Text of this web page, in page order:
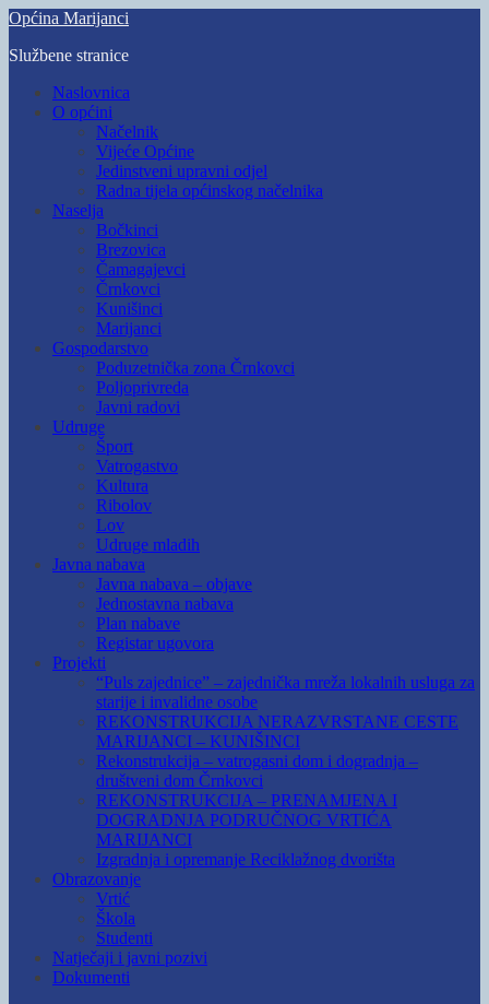
Skip
main
Općina Marijanci
Službene stranice
Toggle
mobile
Naslovnica
O općini
Načelnik
Vijeće Općine
Jedinstveni upravni odjel
Radna tijela općinskog načelnika
Naselja
Bočkinci
Brezovica
Čamagajevci
Črnkovci
Kunišinci
Marijanci
Gospodarstvo
Poduzetnička zona Črnkovci
Poljoprivreda
Javni radovi
Udruge
Šport
Vatrogastvo
Kultura
Ribolov
Lov
Udruge mladih
Javna nabava
Javna nabava – objave
Jednostavna nabava
Plan nabave
Registar ugovora
Projekti
“Puls zajednice” – zajednička mreža lokalnih usluga za
starije i invalidne osobe
REKONSTRUKCIJA NERAZVRSTANE CESTE
MARIJANCI – KUNIŠINCI
Rekonstrukcija – vatrogasni dom i dogradnja –
društveni dom Črnkovci
REKONSTRUKCIJA – PRENAMJENA I
DOGRADNJA PODRUČNOG VRTIĆA
MARIJANCI
Izgradnja i opremanje Reciklažnog dvorišta
Obrazovanje
Vrtić
Škola
Studenti
Natječaji i javni pozivi
Dokumenti